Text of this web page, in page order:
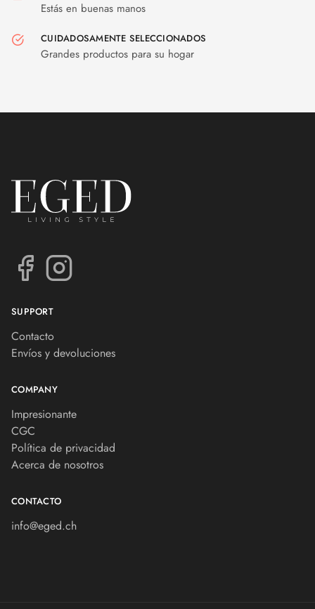
Estás en buenas manos
CUIDADOSAMENTE SELECCIONADOS
Grandes productos para su hogar
SUPPORT
Contacto
Envíos y devoluciones
COMPANY
Impresionante
CGC
Política de privacidad
Acerca de nosotros
CONTACTO
info@eged.ch